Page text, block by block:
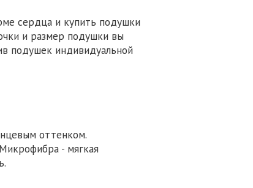
сердца и купить подушки
и размер подушки вы
подушек индивидуальной
оттенком.
- мягкая